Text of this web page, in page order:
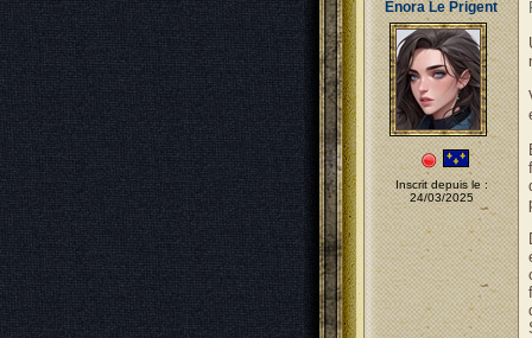
Enora Le Prigent
Inscrit depuis le :
24/03/2025